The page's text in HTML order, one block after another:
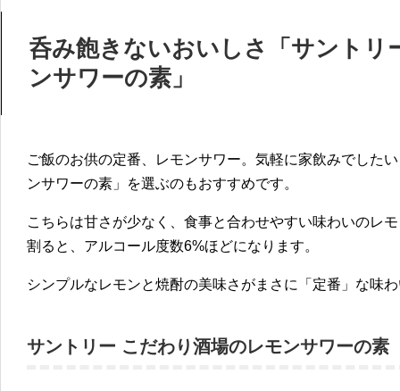
呑み飽きないおいしさ「サントリ
ンサワーの素」
ご飯のお供の定番、レモンサワー。気軽に家飲みでした
ンサワーの素」を選ぶのもおすすめです。
こちらは甘さが少なく、食事と合わせやすい味わいのレ
割ると、アルコール度数6%ほどになります。
シンプルなレモンと焼酎の美味さがまさに「定番」な味
サントリー こだわり酒場のレモンサワーの素